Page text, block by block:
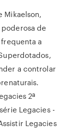
Mikaelson,
de
a
a controlar
2ª
Legacies -
Legacies